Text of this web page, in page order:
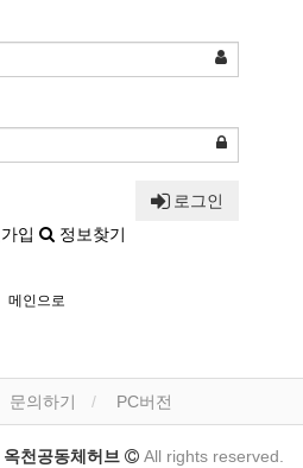
로그인
입
정보찾기
메인으로
문의하기 PC버전
천공동체허브 All rights reserved.